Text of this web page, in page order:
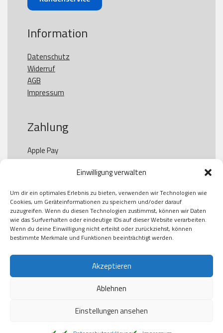
Einwilligung verwalten
Um dir ein optimales Erlebnis zu bieten, verwenden wir Technologien wie
Cookies, um Geräteinformationen zu speichern und/oder darauf
zuzugreifen. Wenn du diesen Technologien zustimmst, können wir Daten
wie das Surfverhalten oder eindeutige IDs auf dieser Website verarbeiten.
Wenn du deine Einwilligung nicht erteilst oder zurückziehst, können
bestimmte Merkmale und Funktionen beeinträchtigt werden.
Akzeptieren
Ablehnen
Einstellungen ansehen
Information
Datenschutz
Widerruf
AGB
Impressum
Zahlung
Apple Pay
Paypal
Kauf auf Rechung
Klarna
American Express